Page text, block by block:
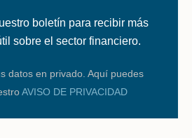
boletín para recibir más
sobre el sector financiero.
datos en privado. Aquí puedes
AVISO DE PRIVACIDAD